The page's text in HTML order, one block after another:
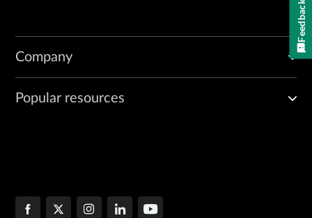
Company
Popular resources
Feedback